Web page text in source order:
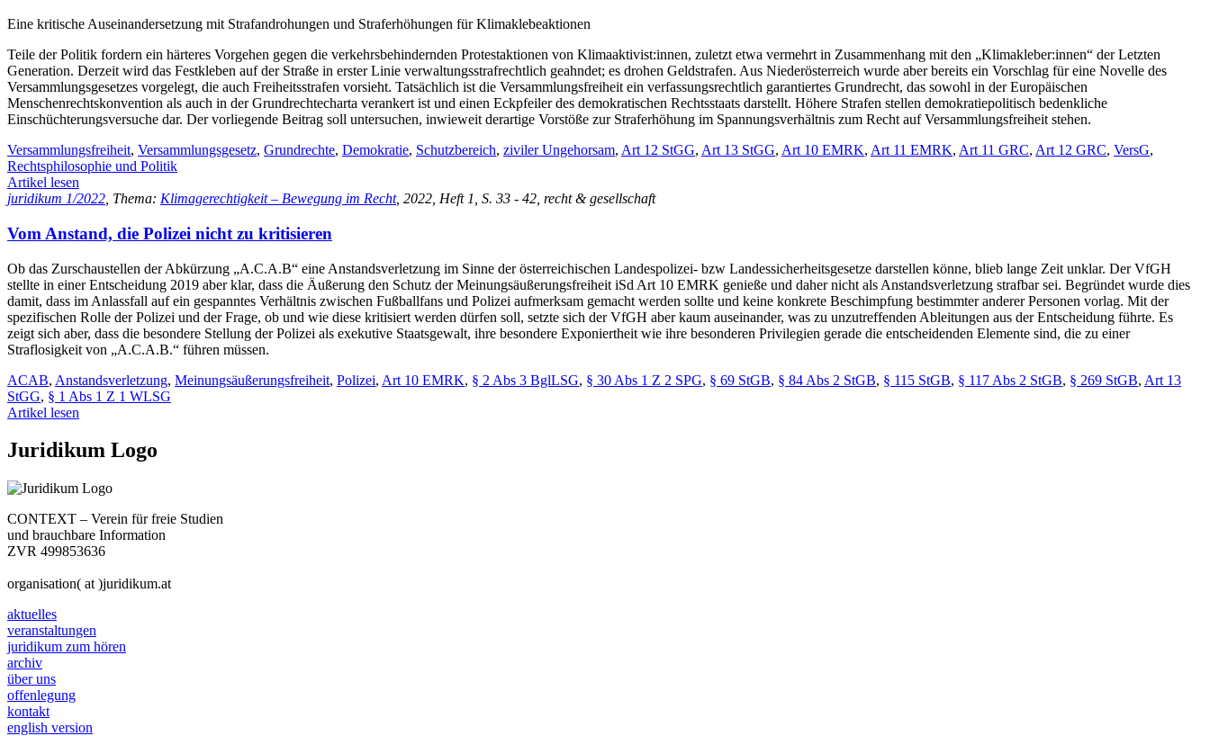
Eine kritische Auseinandersetzung mit Strafandrohungen und Straferhöhungen für Klimaklebeaktionen
Teile der Politik fordern ein härteres Vorgehen gegen die verkehrsbehindernden Protestaktionen von Klimaaktivist:innen, zuletzt etwa vermehrt in Zusammenhang mit den „Klimakleber:innen“ der Letzten
Generation. Derzeit wird das Festkleben auf der Straße in erster Linie verwaltungsstrafrechtlich geahndet; es drohen Geldstrafen. Aus Niederösterreich wurde aber bereits ein Vorschlag für eine Novelle des
Versammlungsgesetzes vorgelegt, die auch Freiheitsstrafen vorsieht. Tatsächlich ist die Versammlungsfreiheit ein verfassungsrechtlich garantiertes Grundrecht, das sowohl in der Europäischen
Menschenrechtskonvention als auch in der Grundrechtecharta verankert ist und einen Eckpfeiler des demokratischen Rechtsstaats darstellt. Höhere Strafen stellen demokratiepolitisch bedenkliche
Einschüchterungsversuche dar. Der vorliegende Beitrag soll untersuchen, inwieweit derartige Vorstöße zur Straferhöhung im Spannungsverhältnis zum Recht auf Versammlungsfreiheit stehen.
Versammlungsfreiheit, Versammlungsgesetz, Grundrechte, Demokratie, Schutzbereich, ziviler Ungehorsam, Art 12 StGG, Art 13 StGG, Art 10 EMRK, Art 11 EMRK, Art 11 GRC, Art 12 GRC, VersG,
Rechtsphilosophie und Politik
Artikel lesen
juridikum 1/2022 , Thema: Klimagerechtigkeit – Bewegung im Recht, 2022, Heft 1, S. 33 - 42, recht & gesellschaft
Vom Anstand, die Polizei nicht zu kritisieren
Ob das Zurschaustellen der Abkürzung „A.C.A.B“ eine Anstandsverletzung im Sinne der österreichischen Landespolizei- bzw Landessicherheitsgesetze darstellen könne, blieb lange Zeit unklar. Der VfGH
stellte in einer Entscheidung 2019 aber klar, dass die Äußerung den Schutz der Meinungsäußerungsfreiheit iSd Art 10 EMRK genieße und daher nicht als Anstandsverletzung strafbar sei. Begründet wurde dies
damit, dass im Anlassfall auf ein gespanntes Verhältnis zwischen Fußballfans und Polizei aufmerksam gemacht werden sollte und keine konkrete Beschimpfung bestimmter anderer Personen vorlag. Mit der
spezifischen Rolle der Polizei und der Frage, ob und wie diese kritisiert werden dürfen soll, setzte sich der VfGH aber kaum auseinander, was zu unzutreffenden Ableitungen aus der Entscheidung führte. Es
zeigt sich aber, dass die besondere Stellung der Polizei als exekutive Staatsgewalt, ihre besondere Exponiertheit wie ihre besonderen Privilegien gerade die entscheidenden Elemente sind, die zu einer
Straflosigkeit von „A.C.A.B.“ führen müssen.
ACAB, Anstandsverletzung, Meinungsäußerungsfreiheit, Polizei, Art 10 EMRK, § 2 Abs 3 BglLSG, § 30 Abs 1 Z 2 SPG, § 69 StGB, § 84 Abs 2 StGB, § 115 StGB, § 117 Abs 2 StGB, § 269 StGB, Art 13
StGG, § 1 Abs 1 Z 1 WLSG
Artikel lesen
Juridikum Logo
CONTEXT – Verein für freie Studien
und brauchbare Information
ZVR 499853636
organisation( at )juridikum.at
aktuelles
veranstaltungen
juridikum zum hören
archiv
über uns
offenlegung
kontakt
english version